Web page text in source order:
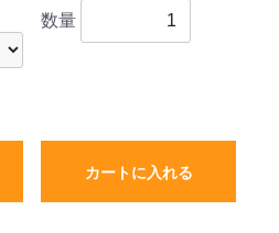
数量
カートに入れる